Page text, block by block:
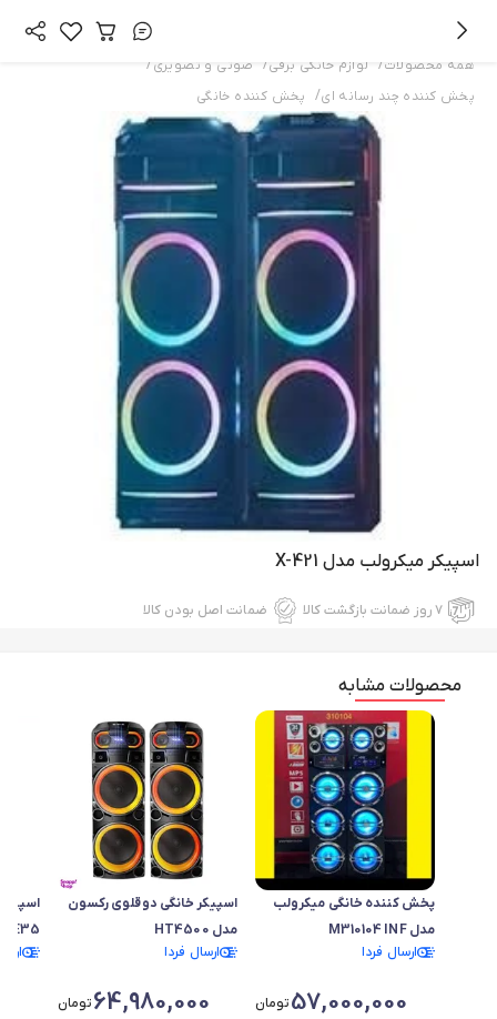
همه محصولات/ لوازم خانگی برقی/ صوتی و تصویری /
پخش کننده چند رسانه ای/ پخش کننده خانگی
اسپیکر میکرولب مدل X-421
۷ روز ضمانت بازگشت کالا ضمانت اصل بودن کالا
محصولات مشابه
پخش کننده خانگی میکرولب
مدل M310104 INF
ارسال فردا
57,000,000تومان
اسپیکر خانگی دوقلوی رکسون
مدل HT4500
ارسال فردا
64,980,000تومان
12E35